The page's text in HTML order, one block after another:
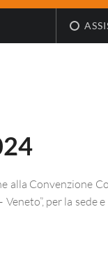
alla Convenzione
per la sede e